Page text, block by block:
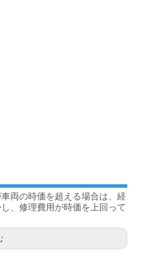
両の時価を超える場合は、経
、修理費用が時価を上回って